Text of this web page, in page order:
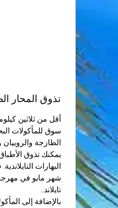
تذوق المحار
أقل من ثلاثين
سوق للمأكولات
الطازجة
يمكنك تذوق
شهر مايو في
تايلاند..